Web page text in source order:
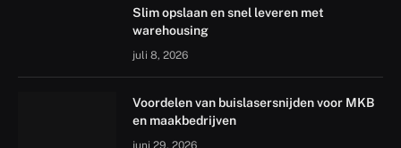
Slim opslaan en snel leveren met
warehousing
juli 8, 2026
Voordelen van buislasersnijden voor MKB
en maakbedrijven
juni 29, 2026